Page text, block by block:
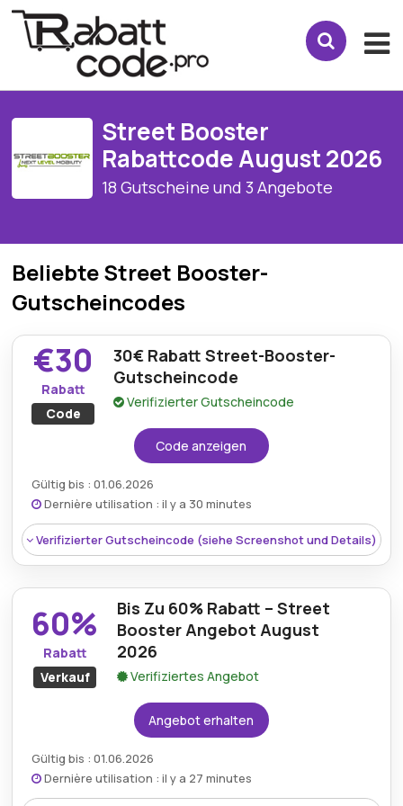
Street Booster
Rabattcode August 2026
18 Gutscheine und 3 Angebote
Beliebte Street Booster-
Gutscheincodes
€30
Rabatt
Code
30€ Rabatt Street-Booster-
Gutscheincode
Verifizierter Gutscheincode
Code anzeigen
Gültig bis : 01.06.2026
Dernière utilisation : il y a 30 minutes
Verifizierter Gutscheincode (siehe Screenshot und Details)
60%
Rabatt
Verkauf
Bis Zu 60% Rabatt – Street
Booster Angebot August
2026
Verifiziertes Angebot
Angebot erhalten
Gültig bis : 01.06.2026
Dernière utilisation : il y a 27 minutes